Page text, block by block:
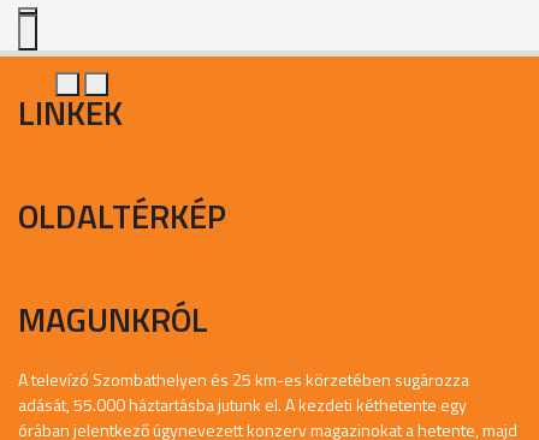
LINKEK
OLDALTÉRKÉP
MAGUNKRÓL
A televízó Szombathelyen és 25 km-es körzetében sugározza
adását, 55.000 háztartásba jutunk el. A kezdeti kéthetente egy
órában jelentkező úgynevezett konzerv magazinokat a hetente, majd